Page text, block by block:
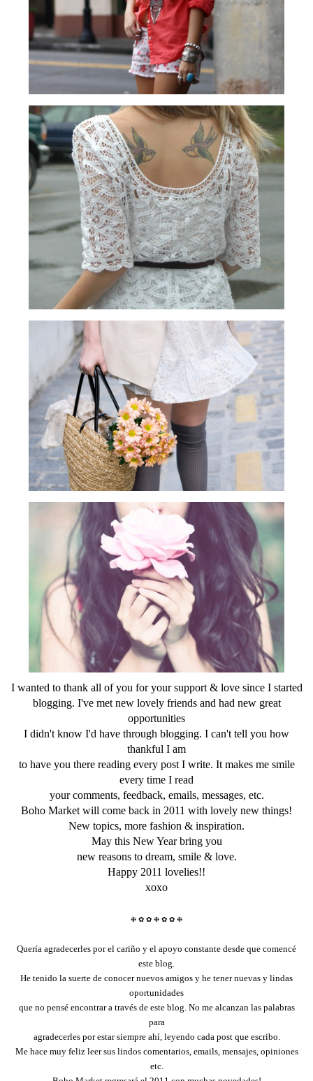
I wanted to thank all of you for your support & love since I started
blogging. I've met new lovely friends and had new great
opportunities
I didn't know I'd have through blogging. I can't tell you how
thankful I am
to have you there reading every post I write. It makes me smile
every time I read
your comments, feedback, emails, messages, etc.
Boho Market will come back in 2011 with lovely new things!
New topics, more fashion & inspiration.
May this New Year bring you
new reasons to dream, smile & love.
Happy 2011 lovelies!!
xoxo
❉ ✿ ✿ ❉ ✿ ✿ ❉
Quería agradecerles por el cariño y el apoyo constante desde que comencé
este blog.
He tenido la suerte de conocer nuevos amigos y he tener nuevas y lindas
oportunidades
que no pensé encontrar a través de este blog. No me alcanzan las palabras
para
agradecerles porestar siempre ahí, leyendo cada post que escribo.
Me hace muy feliz leersus lindos comentarios, emails, mensajes, opiniones
etc.